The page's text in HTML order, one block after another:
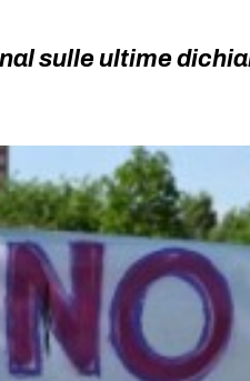
sulle ultime